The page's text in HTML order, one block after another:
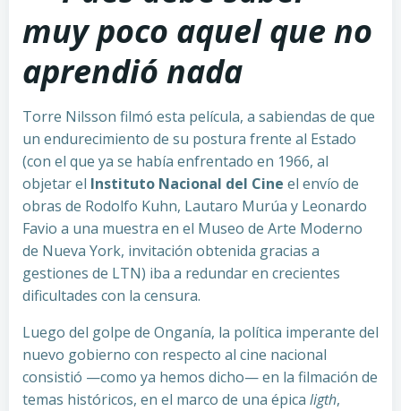
muy poco aquel que no
aprendió nada
Torre Nilsson filmó esta película, a sabiendas de que
un endurecimiento de su postura frente al Estado
(con el que ya se había enfrentado en 1966, al
objetar el Instituto Nacional del Cine el envío de
obras de Rodolfo Kuhn, Lautaro Murúa y Leonardo
Favio a una muestra en el Museo de Arte Moderno
de Nueva York, invitación obtenida gracias a
gestiones de LTN) iba a redundar en crecientes
dificultades con la censura.
Luego del golpe de Onganía, la política imperante del
nuevo gobierno con respecto al cine nacional
consistió —como ya hemos dicho— en la filmación de
temas históricos, en el marco de una épica ligth,